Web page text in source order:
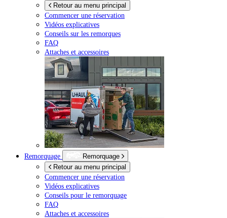
Retour au menu principal
Commencer une réservation
Vidéos explicatives
Conseils sur les remorques
FAQ
Attaches et accessoires
Remorquage
Remorquage
Retour au menu principal
Commencer une réservation
Vidéos explicatives
Conseils pour le remorquage
FAQ
Attaches et accessoires